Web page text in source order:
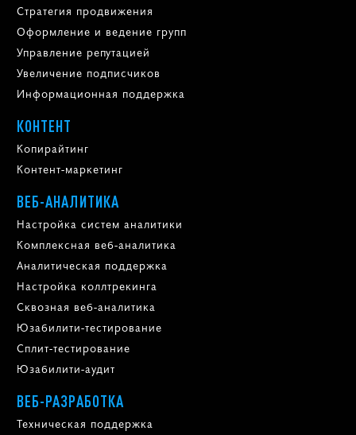
Стратегия продвижения
Оформление и ведение групп
Управление репутацией
Увеличение подписчиков
Информационная поддержка
КОНТЕНТ
Копирайтинг
Контент-маркетинг
ВЕБ-АНАЛИТИКА
Настройка систем аналитики
Комплексная веб-аналитика
Аналитическая поддержка
Настройка коллтрекинга
Сквозная веб-аналитика
Юзабилити-тестирование
Сплит-тестирование
Юзабилити-аудит
ВЕБ-РАЗРАБОТКА
Техническая поддержка